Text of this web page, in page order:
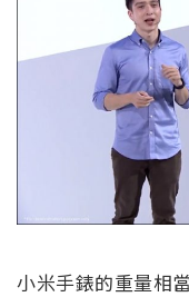
小米手錶的重量相